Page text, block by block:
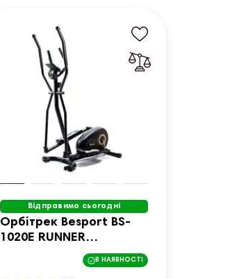
Відправимо сьогодні
Орбітрек Besport BS-
1020E RUNNER
магнітний чорно-
В НАЯВНОСТІ